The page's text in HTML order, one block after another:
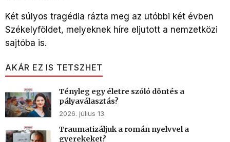
Két súlyos tragédia rázta meg az utóbbi két évben
Székelyföldet, melyeknek híre eljutott a nemzetközi
sajtóba is.
AKÁR EZ IS TETSZHET
Tényleg egy életre szóló döntés a
pályaválasztás?
2026. július 13.
Traumatizáljuk a román nyelvvel a
gyerekeket?